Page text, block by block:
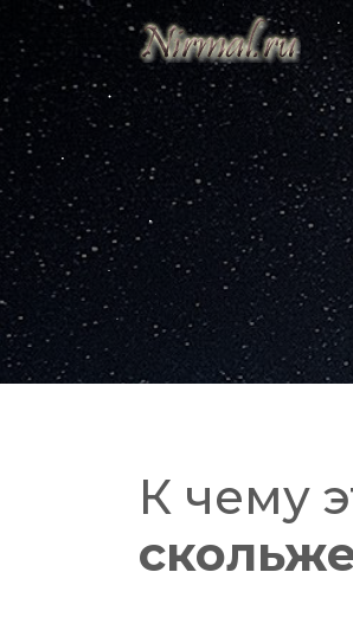
К чему